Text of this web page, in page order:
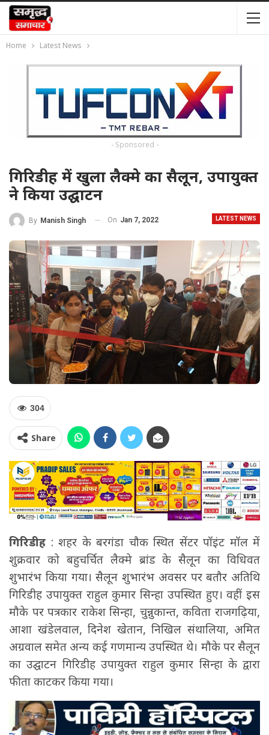
Home Latest News
- Sponsored -
गिरिडीह में खुला लैक्मे का सैलून, उपायुक्त
ने किया उद्घाटन
LATEST NEWS
By Manish Singh On Jan 7, 2022
304
Share
गिरिडीह : शहर के बरगंडा चौक स्थित सेंटर पॉइंट मॉल में
शुक्रवार को बहुचर्चित लैक्मे ब्रांड के सैलून का विधिवत
शुभारंभ किया गया। सैलून शुभारंभ अवसर पर बतौर अतिथि
गिरिडीह उपायुक्त राहुल कुमार सिन्हा उपस्थित हुए। वहीं इस
मौके पर पत्रकार राकेश सिन्हा, चुन्नुकान्त, कविता राजगढ़िया,
आशा खंडेलवाल, दिनेश खेतान, निखिल संथालिया, अमित
अग्रवाल समेत अन्य कई गणमान्य उपस्थित थे। मौके पर सैलून
का उद्घाटन गिरिडीह उपायुक्त राहुल कुमार सिन्हा के द्वारा
फीता काटकर किया गया।